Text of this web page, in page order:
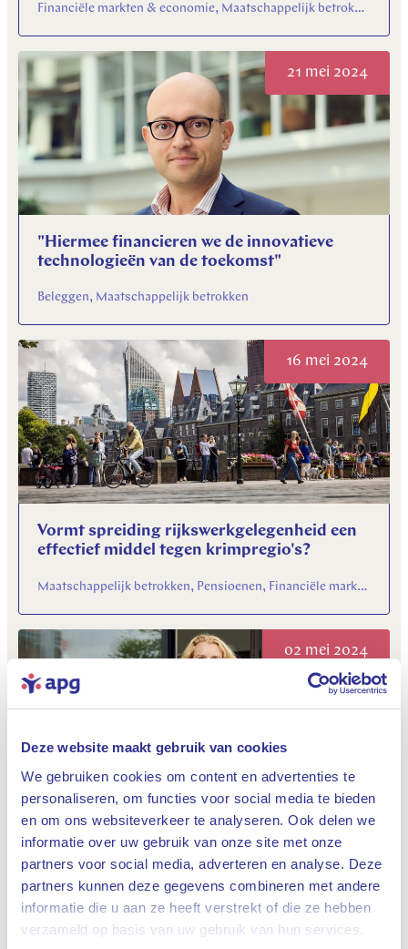
Deze website maakt gebruik van cookies
We gebruiken cookies om content en advertenties te
personaliseren, om functies voor social media te bieden
en om ons websiteverkeer te analyseren. Ook delen we
informatie over uw gebruik van onze site met onze
partners voor social media, adverteren en analyse. Deze
partners kunnen deze gegevens combineren met andere
informatie die u aan ze heeft verstrekt of die ze hebben
verzameld op basis van uw gebruik van hun services.
Sluiten
Financiële markten & economie, Maatschappelijk betrokken
21 mei 2024
"Hiermee financieren we de innovatieve
technologieën van de toekomst"
Beleggen, Maatschappelijk betrokken
16 mei 2024
Vormt spreiding rijkswerkgelegenheid een
effectief middel tegen krimpregio's?
Maatschappelijk betrokken, Pensioenen, Financiële markten & economie
02 mei 2024
Annette Mosman in 6-delige podcastreeks
'Mevrouw de Baas'